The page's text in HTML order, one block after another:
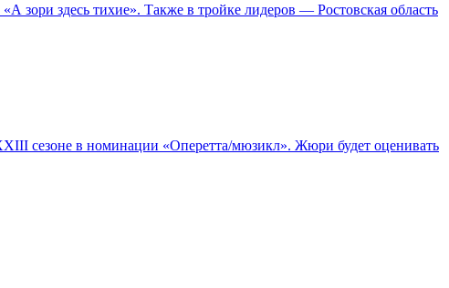
зори здесь тихие». Также в тройке лидеров — Ростовская область
сезоне в номинации «Оперетта/мюзикл». Жюри будет оценивать